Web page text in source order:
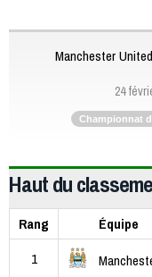
Manchester United
24
Championnat
Haut du
Rang Équipe
1